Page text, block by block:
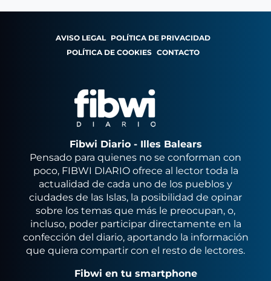
AVISO LEGAL POLÍTICA DE PRIVACIDAD
POLÍTICA DE COOKIES CONTACTO
Fibwi Diario - Illes Balears
Pensado para quienes no se conforman con
poco, FIBWI DIARIO ofrece al lector toda la
actualidad de cada uno de los pueblos y
ciudades de las Islas, la posibilidad de opinar
sobre los temas que más le preocupan, o,
incluso, poder participar directamente en la
confección del diario, aportando la información
que quiera compartir con el resto de lectores.
Fibwi en tu smartphone